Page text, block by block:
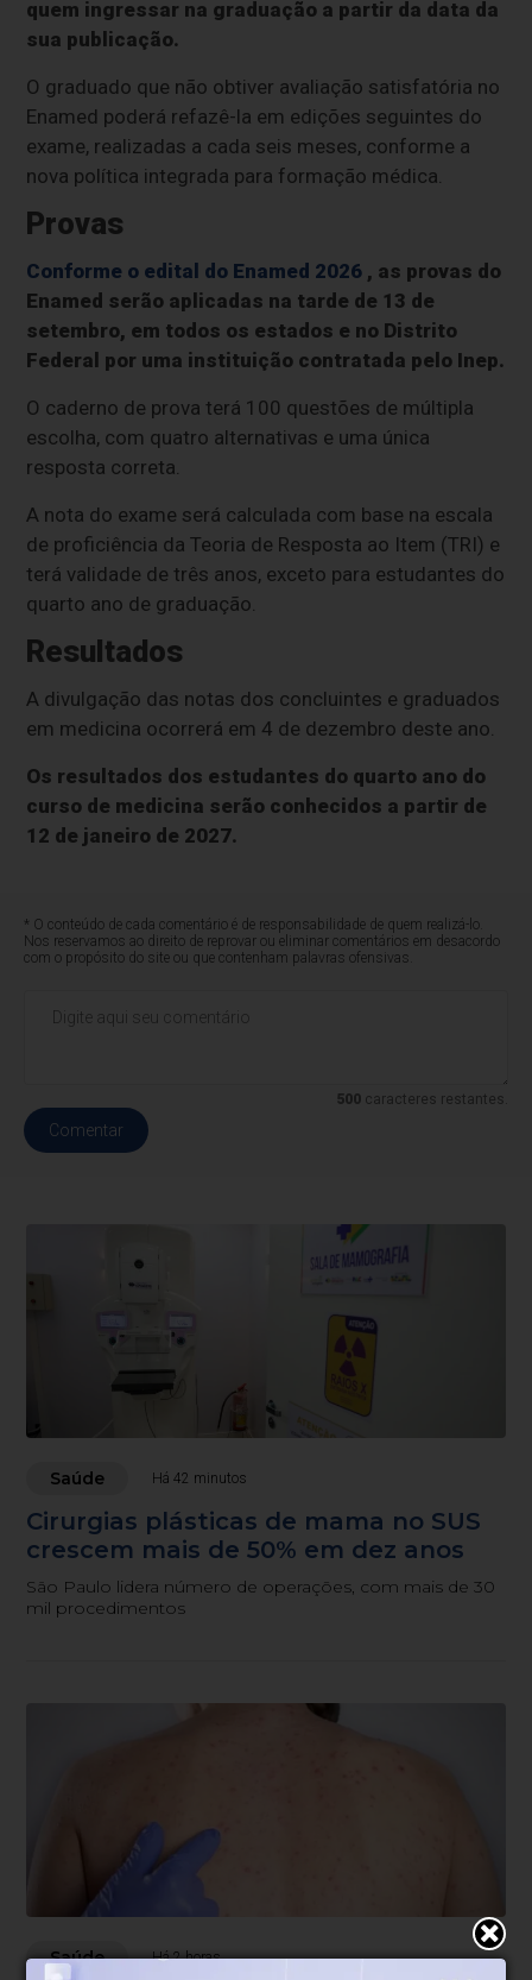
quem ingressar na graduação a partir da data da
sua publicação.
O graduado que não obtiver avaliação satisfatória no
Enamed poderá refazê-la em edições seguintes do
exame, realizadas a cada seis meses, conforme a
nova política integrada para formação médica.
Provas
Conforme o edital do Enamed 2026 , as provas do
Enamed serão aplicadas na tarde de 13 de
setembro, em todos os estados e no Distrito
Federal por uma instituição contratada pelo Inep.
O caderno de prova terá 100 questões de múltipla
escolha, com quatro alternativas e uma única
resposta correta.
A nota do exame será calculada com base na escala
de proficiência da Teoria de Resposta ao Item (TRI) e
terá validade de três anos, exceto para estudantes do
quarto ano de graduação.
Resultados
A divulgação das notas dos concluintes e graduados
em medicina ocorrerá em 4 de dezembro deste ano.
Os resultados dos estudantes do quarto ano do
curso de medicina serão conhecidos a partir de
12 de janeiro de 2027.
* O conteúdo de cada comentário é de responsabilidade de quem realizá-lo.
Nos reservamos ao direito de reprovar ou eliminar comentários em desacordo
com o propósito do site ou que contenham palavras ofensivas.
500caracteres restantes.
Comentar
Saúde Há 42 minutos
Cirurgias plásticas de mama no SUS
crescem mais de 50% em dez anos
São Paulo lidera número de operações, com mais de 30
mil procedimentos
Saúde Há 2 horas